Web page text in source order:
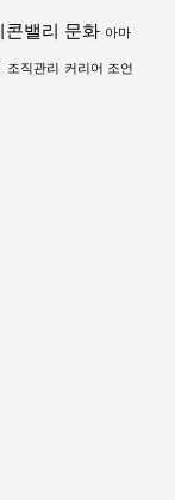
콘밸리 문화 아마
조직관리 커리어 조언